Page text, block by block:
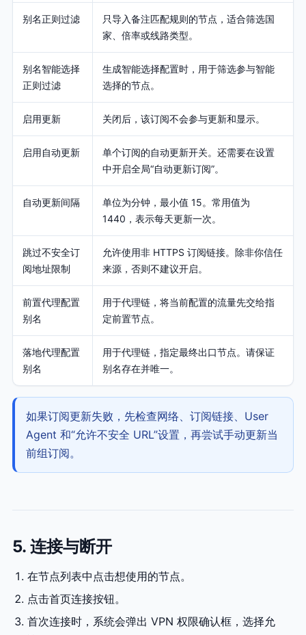
别名正则过滤
只导入备注匹配规则的节点，适合筛选国
家、倍率或线路类型。
别名智能选择
正则过滤
生成智能选择配置时，用于筛选参与智能
选择的节点。
启用更新 关闭后，该订阅不会参与更新和显示。
启用自动更新
单个订阅的自动更新开关。还需要在设置
中开启全局“自动更新订阅”。
自动更新间隔
单位为分钟，最小值 15。常用值为
1440，表示每天更新一次。
跳过不安全订
阅地址限制
允许使用非 HTTPS 订阅链接。除非你信任
来源，否则不建议开启。
前置代理配置
别名
用于代理链，将当前配置的流量先交给指
定前置节点。
落地代理配置
别名
用于代理链，指定最终出口节点。请保证
别名存在并唯一。
如果订阅更新失败，先检查网络、订阅链接、User
Agent 和“允许不安全 URL”设置，再尝试手动更新当
前组订阅。
5. 连接与断开
在节点列表中点击想使用的节点。
点击首页连接按钮。
首次连接时，系统会弹出 VPN 权限确认框，选择允